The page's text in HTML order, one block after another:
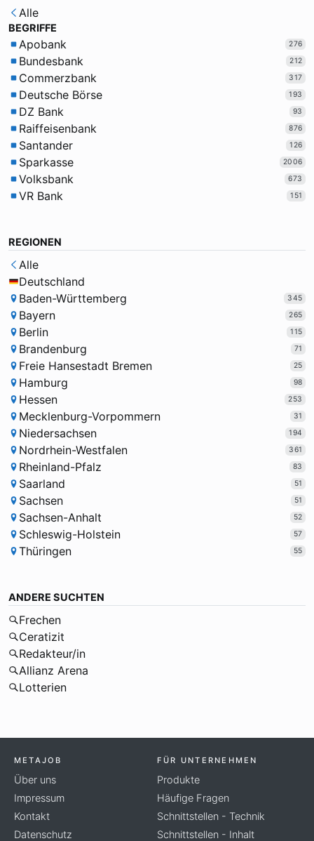
Alle
BEGRIFFE
Apobank 276
Bundesbank 212
Commerzbank 317
Deutsche Börse 193
DZ Bank 93
Raiffeisenbank 876
Santander 126
Sparkasse 2006
Volksbank 673
VR Bank 151
REGIONEN
Alle
Deutschland
Baden-Württemberg
345
Bayern 265
Berlin 115
Brandenburg 71
Freie Hansestadt Bremen 25
Hamburg 98
Hessen 253
Mecklenburg-Vorpommern 31
Niedersachsen 194
Nordrhein-Westfalen 361
Rheinland-Pfalz 83
Saarland 51
Sachsen 51
Sachsen-Anhalt 52
Schleswig-Holstein 57
Thüringen 55
ANDERE SUCHTEN
Frechen
Ceratizit
Redakteur/in
Allianz Arena
Lotterien
METAJOB
Über uns
Impressum
Kontakt
Datenschutz
FÜR UNTERNEHMEN
Produkte
Häufige Fragen
Schnittstellen - Technik
Schnittstellen - Inhalt